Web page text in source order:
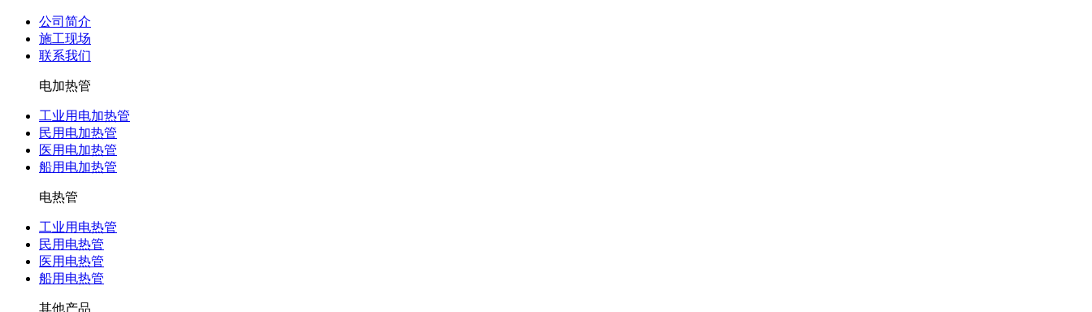
公司简介
施工现场
联系我们
电加热管
工业用电加热管
民用电加热管
医用电加热管
船用电加热管
电热管
工业用电热管
民用电热管
医用电热管
船用电热管
其他产品